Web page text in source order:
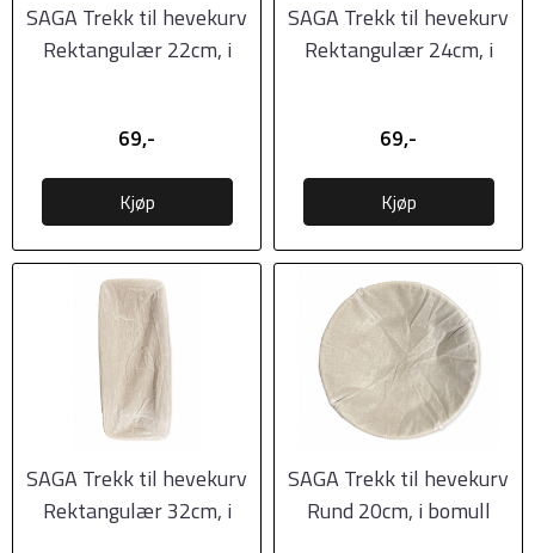
SAGA Trekk til hevekurv
Rektangulær 22cm, i
69,-
Kjøp
SAGA Trekk til hevekurv
Rektangulær 24cm, i
69,-
Kjøp
SAGA Trekk til hevekurv
Rektangulær 32cm, i
SAGA Trekk til hevekurv
Rund 20cm, i bomull